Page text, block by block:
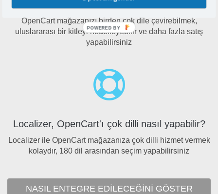
Neden OpenCart'ı çok dilde yapmak?
OpenCart mağazanızı birden çok dile çevirebilmek,
uluslararası bir kitleyi hedefleyebilir ve daha fazla satış
yapabilirsiniz
Localizer, OpenCart'ı çok dilli nasıl yapabilir?
Localizer ile OpenCart mağazanıza çok dilli hizmet vermek
kolaydır, 180 dil arasından seçim yapabilirsiniz
NASIL ENTEGRE EDILECEĞINI GÖSTER
POWERED BY